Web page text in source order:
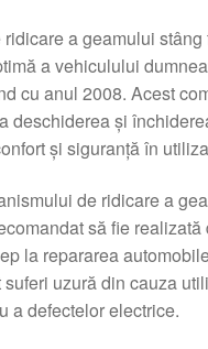
a geamului
a vehiculului
cu anul 2008. Acest
deschiderea și
și siguranță în
de ridicare a
să fie
la repararea
uzură din cauza
a defectelor electrice.